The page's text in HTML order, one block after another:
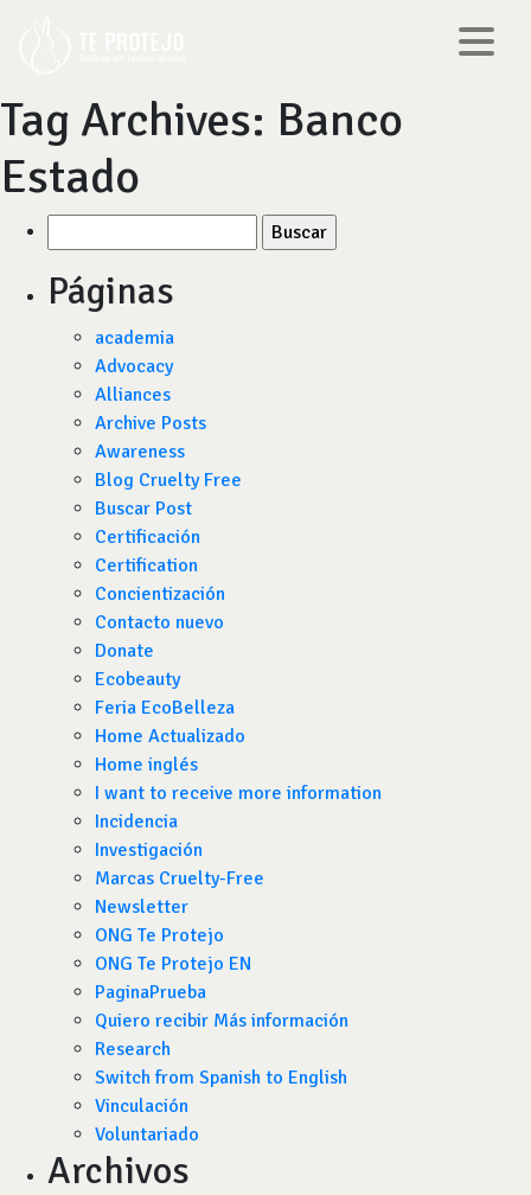
Tag Archives: Banco
Estado
por:
Páginas
academia
Advocacy
Alliances
Archive Posts
Awareness
Blog Cruelty Free
Buscar Post
Certificación
Certification
Concientización
Contacto nuevo
Donate
Ecobeauty
Feria EcoBelleza
Home Actualizado
Home inglés
I want to receive more information
Incidencia
Investigación
Marcas Cruelty-Free
Newsletter
ONG Te Protejo
ONG Te Protejo EN
PaginaPrueba
Quiero recibir Más información
Research
Switch from Spanish to English
Vinculación
Voluntariado
Archivos